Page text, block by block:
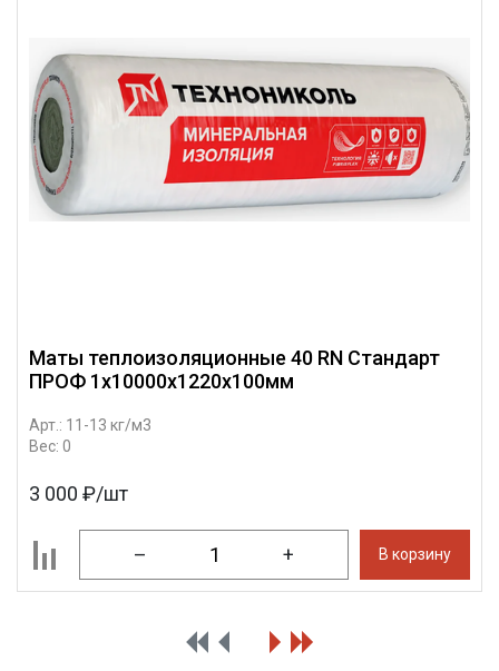
Маты теплоизоляционные 40 RN Стандарт
ПРОФ 1х10000х1220х100мм
Арт.: 11-13 кг/м3
Вес: 0
3 000 ₽/шт
– + В корзину